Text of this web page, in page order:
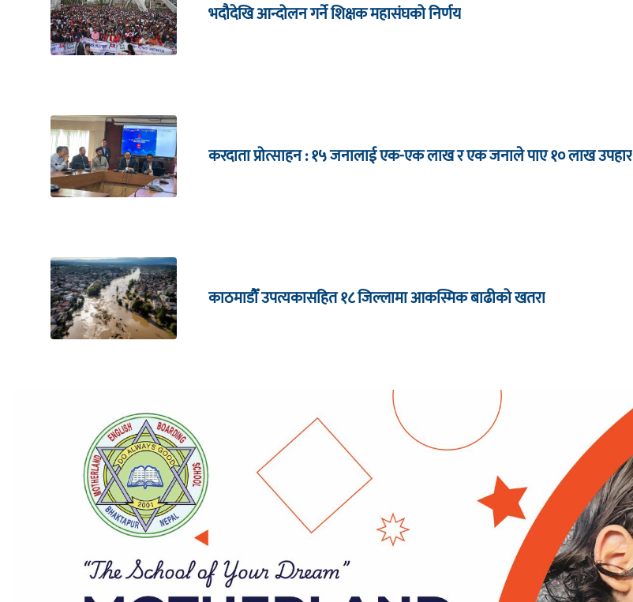
भदौदेखि आन्दोलन गर्ने शिक्षक महासंघको निर्णय
करदाता प्रोत्साहन : १५ जनालाई एक-एक लाख र एक जनाले पाए १० लाख उपहार
काठमाडौँ उपत्यकासहित १८ जिल्लामा आकस्मिक बाढीको खतरा